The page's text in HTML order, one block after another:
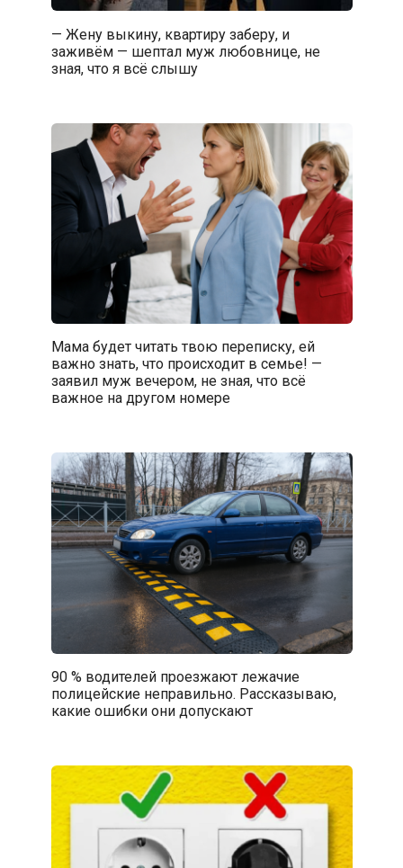
— Жену выкину, квартиру заберу, и
заживём — шептал муж любовнице, не
зная, что я всё слышу
Мама будет читать твою переписку, ей
важно знать, что происходит в семье! —
заявил муж вечером, не зная, что всё
важное на другом номере
90 % водителей проезжают лежачие
полицейские неправильно. Рассказываю,
какие ошибки они допускают